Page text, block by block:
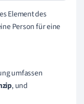
Element des
Person für eine
umfassen
, und